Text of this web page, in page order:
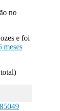
no
e foi
meses